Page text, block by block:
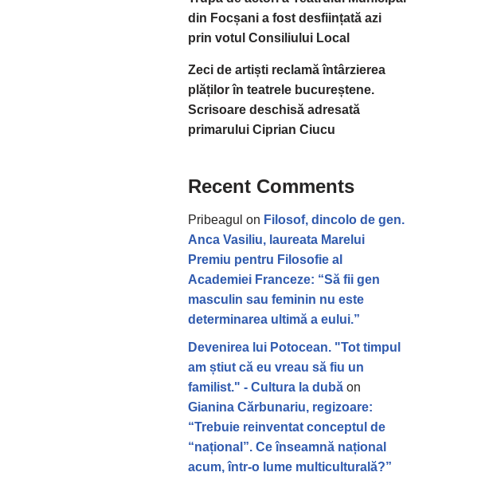
din Focșani a fost desființată azi
prin votul Consiliului Local
Zeci de artiști reclamă întârzierea
plăților în teatrele bucureștene.
Scrisoare deschisă adresată
primarului Ciprian Ciucu
Recent Comments
Pribeagul on Filosof, dincolo de gen.
Anca Vasiliu, laureata Marelui
Premiu pentru Filosofie al
Academiei Franceze: “Să fii gen
masculin sau feminin nu este
determinarea ultimă a eului.”
Devenirea lui Potocean. "Tot timpul
am știut că eu vreau să fiu un
familist." - Cultura la dubă on
Gianina Cărbunariu, regizoare:
“Trebuie reinventat conceptul de
“național”. Ce înseamnă național
acum, într-o lume multiculturală?”